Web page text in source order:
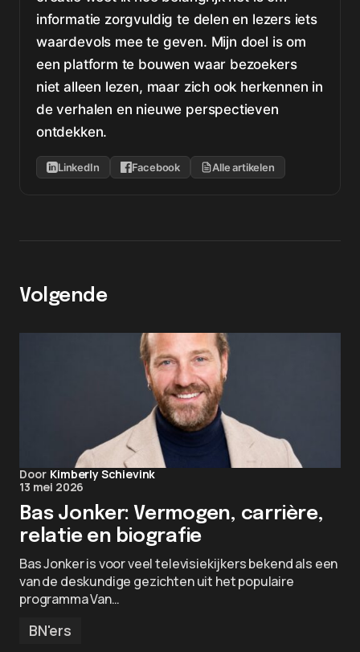
informatie zorgvuldig te delen en lezers iets
waardevols mee te geven. Mijn doel is om
een platform te bouwen waar bezoekers
niet alleen lezen, maar zich ook herkennen in
de verhalen en nieuwe perspectieven
ontdekken.
LinkedIn Facebook Alle artikelen
Volgende
Door Kimberly Schievink
13 mei 2026
Bas Jonker: Vermogen, carrière,
relatie en biografie
Bas Jonker is voor veel televisiekijkers bekend als een
van de deskundige gezichten uit het populaire
programma Van…
BN'ers